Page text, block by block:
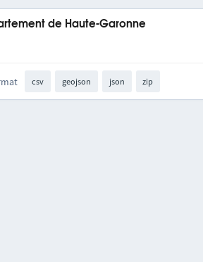
de Haute-Garonne
csv geojson json zip